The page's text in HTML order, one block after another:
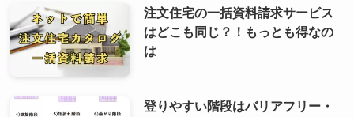
注文住宅の一括資料請求サービス
はどこも同じ？！もっとも得なの
は
登りやすい階段はバリアフリー・